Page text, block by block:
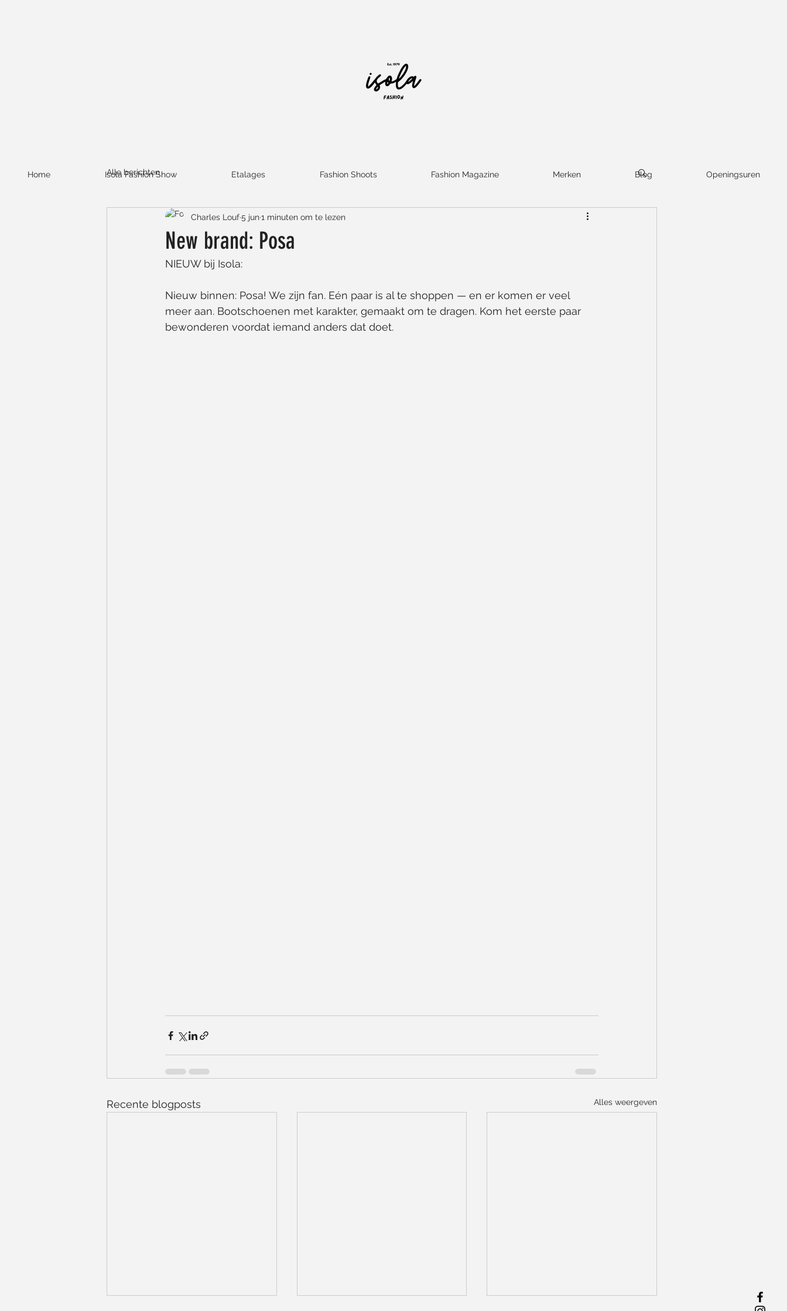
Home Isola Fashion Show Etalages Fashion Shoots Fashion Magazine Merken Blog Openingsuren
Alle berichten
New brand: Posa
Charles Louf5 jun1 minuten om te lezen
NIEUW bij Isola:
Nieuw binnen: Posa! We zijn fan. Eén paar is al te shoppen — en er komen er veel
meer aan. Bootschoenen met karakter, gemaakt om te dragen. Kom het eerste paar
bewonderen voordat iemand anders dat doet.
Recente blogposts Alles weergeven